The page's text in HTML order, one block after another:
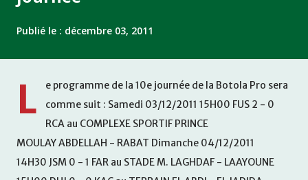
Publié le : décembre 03, 2011
L
e programme de la 10e journée de la Botola Pro sera
comme suit : Samedi 03/12/2011 15H00 FUS 2 - 0
RCA au COMPLEXE SPORTIF PRINCE
MOULAY ABDELLAH - RABAT Dimanche 04/12/2011
14H30 JSM 0 - 1 FAR au STADE M. LAGHDAF - LAAYOUNE